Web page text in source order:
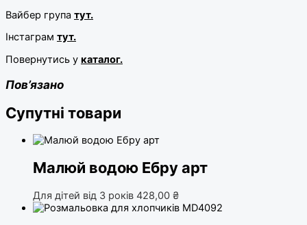
Вайбер група тут.
Інстаграм тут.
Повернутись у каталог.
Пов’язано
Супутні товари
Малюй водою Ебру арт
Для дітей від 3 років 428,00 ₴